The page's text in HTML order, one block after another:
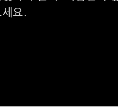
요.